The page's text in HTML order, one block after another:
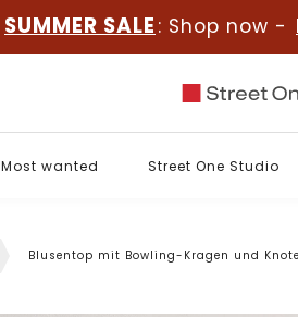
SUMMER SALE : Shop now -
Most wanted Street One Studio
Blusentop mit Bowling-Kragen und